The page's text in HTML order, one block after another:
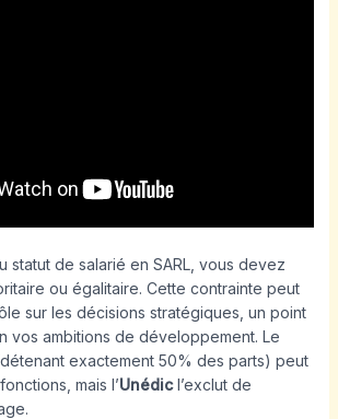
statut de salarié en SARL, vous devez
ou égalitaire. Cette contrainte peut
sur les décisions stratégiques, un point
vos ambitions de développement. Le
exactement 50% des parts) peut
mais l’Unédicl’exclut de